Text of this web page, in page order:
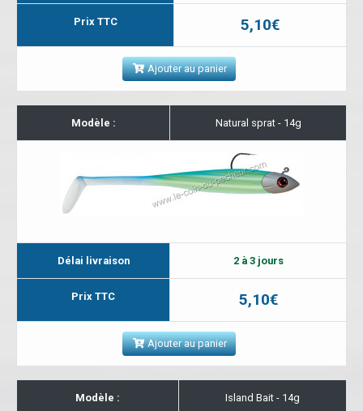
Prix TTC 5,10€
Ajouter au panier
Modèle : Natural sprat - 14g
Délai livraison 2 à 3 jours
Prix TTC 5,10€
Ajouter au panier
Modèle : Island Bait - 14g